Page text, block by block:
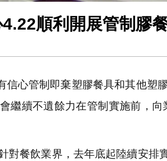
順利開展管制膠
心管制即棄塑膠餐具和其他塑
繼續不遺餘力在管制實施前，
餐飲業界，去年底起陸續安排